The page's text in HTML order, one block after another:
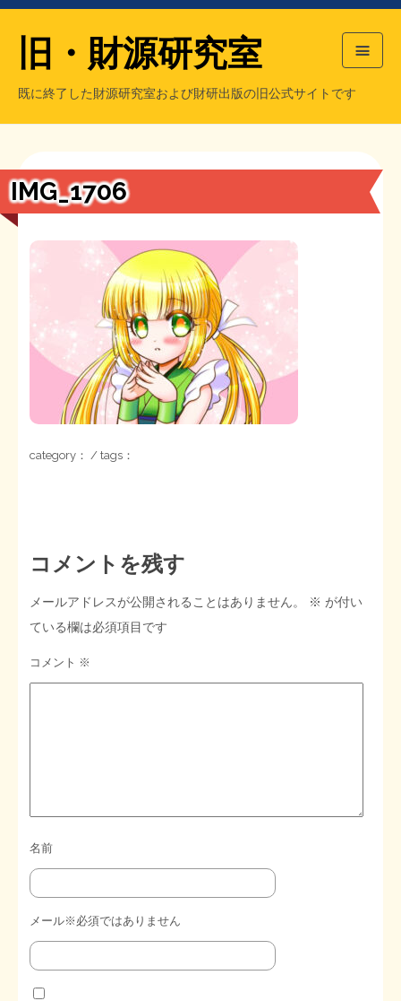
【国の、本当の】財源チラシ／旧・財源研究室
シン財源はあなたです／合同誌／旧・サブカル分室
日本経済を解説するヤンキー／MIHANAマンガ／旧・財研出版
もっと知りたい方へ
マネクリ戦士 RED & BLACK
MMTの学習資料
旧・財源研究室
既に終了した財源研究室および財研出版の旧公式サイトです
旧・財源研究室について
チラシ発行部数
会計報告
旧・財研出版について
会計報告
IMG_1706
category： / tags：
コメントを残す
メールアドレスが公開されることはありません。 ※ が付い
ている欄は必須項目です
コメント ※
名前
メール※必須ではありません